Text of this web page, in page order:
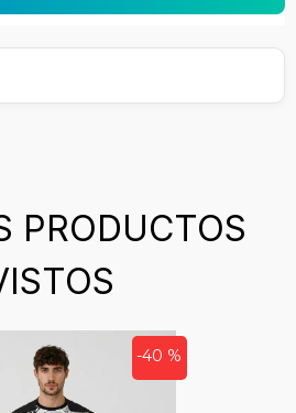
PRODUCTOS
-40 %